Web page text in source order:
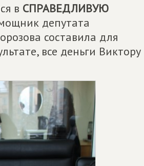
в СПРАВЕДЛИВУЮ
депутата
составила для
все деньги Виктору